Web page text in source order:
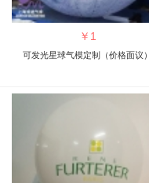
￥ 1
可发光星球气模定制（价格面议）